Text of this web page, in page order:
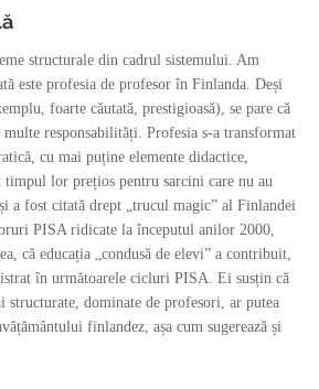
structurale din cadrul sistemului. Am
este profesia de profesor în Finlanda. Deși
foarte căutată, prestigioasă), se pare că
responsabilități. Profesia s-a transformat
cu mai puține elemente didactice,
lor prețios pentru sarcini care nu au
a fost citată drept „trucul magic” al Finlandei
PISA ridicate la începutul anilor 2000,
că educația „condusă de elevi” a contribuit,
în următoarele cicluri PISA. Ei susțin că
structurate, dominate de profesori, ar putea
finlandez, așa cum sugerează și